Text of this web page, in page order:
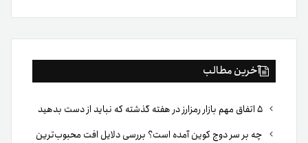
بوک
آخرین مطالب
چه بر سر دوج کوین آمده است؟ بررسی دلایل افت محبوب‌ترین